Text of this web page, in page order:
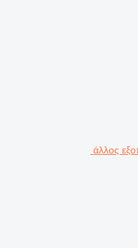
άλλος